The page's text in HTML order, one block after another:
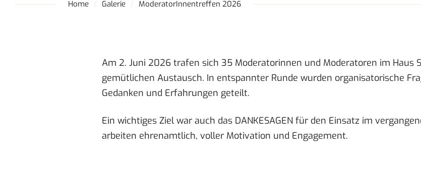
Home Galerie ModeratorInnentreffen 2026
Am 2. Juni 2026 trafen sich 35 Moderatorinnen und Moderatoren im Haus
gemütlichen Austausch. In entspannter Runde wurden organisatorische
Gedanken und Erfahrungen geteilt.
Ein wichtiges Ziel war auch das DANKESAGEN für den Einsatz im
arbeiten ehrenamtlich, voller Motivation und Engagement.